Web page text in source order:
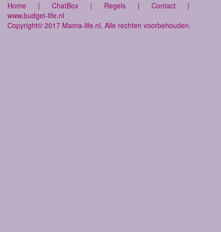
Home | ChatBox | Regels | Contact |
www.budget-life.nl
Copyright© 2017 Mama-life.nl, Alle rechten voorbehouden.